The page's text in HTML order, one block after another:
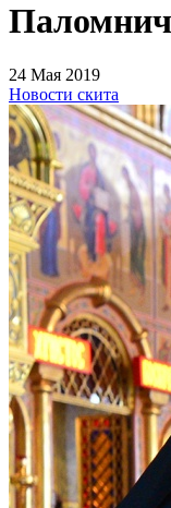
24 Мая 2019
Новости скита